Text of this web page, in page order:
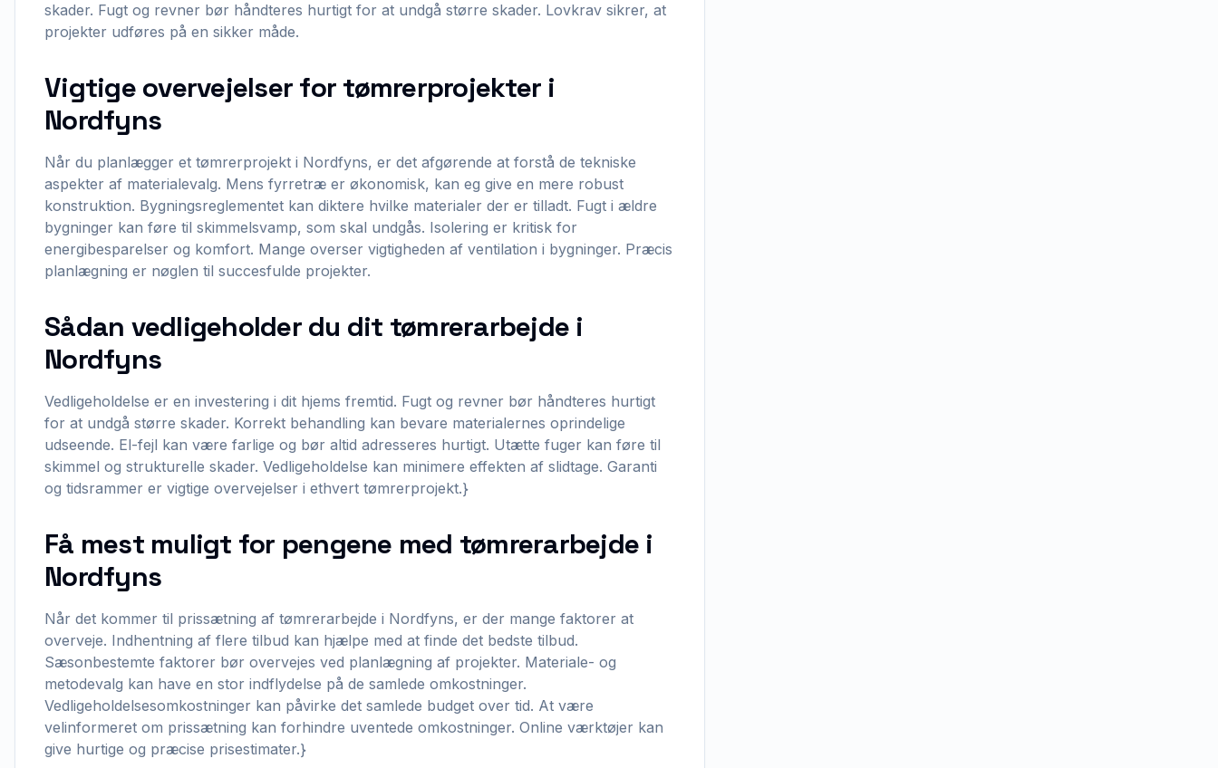
skader. Fugt og revner bør håndteres hurtigt for at undgå større skader. Lovkrav sikrer, at
projekter udføres på en sikker måde.
Vigtige overvejelser for tømrerprojekter i
Nordfyns
Når du planlægger et tømrerprojekt i Nordfyns, er det afgørende at forstå de tekniske
aspekter af materialevalg. Mens fyrretræ er økonomisk, kan eg give en mere robust
konstruktion. Bygningsreglementet kan diktere hvilke materialer der er tilladt. Fugt i ældre
bygninger kan føre til skimmelsvamp, som skal undgås. Isolering er kritisk for
energibesparelser og komfort. Mange overser vigtigheden af ventilation i bygninger. Præcis
planlægning er nøglen til succesfulde projekter.
Sådan vedligeholder du dit tømrerarbejde i
Nordfyns
Vedligeholdelse er en investering i dit hjems fremtid. Fugt og revner bør håndteres hurtigt
for at undgå større skader. Korrekt behandling kan bevare materialernes oprindelige
udseende. El-fejl kan være farlige og bør altid adresseres hurtigt. Utætte fuger kan føre til
skimmel og strukturelle skader. Vedligeholdelse kan minimere effekten af slidtage. Garanti
og tidsrammer er vigtige overvejelser i ethvert tømrerprojekt.}
Få mest muligt for pengene med tømrerarbejde i
Nordfyns
Når det kommer til prissætning af tømrerarbejde i Nordfyns, er der mange faktorer at
overveje. Indhentning af flere tilbud kan hjælpe med at finde det bedste tilbud.
Sæsonbestemte faktorer bør overvejes ved planlægning af projekter. Materiale- og
metodevalg kan have en stor indflydelse på de samlede omkostninger.
Vedligeholdelsesomkostninger kan påvirke det samlede budget over tid. At være
velinformeret om prissætning kan forhindre uventede omkostninger. Online værktøjer kan
give hurtige og præcise prisestimater.}